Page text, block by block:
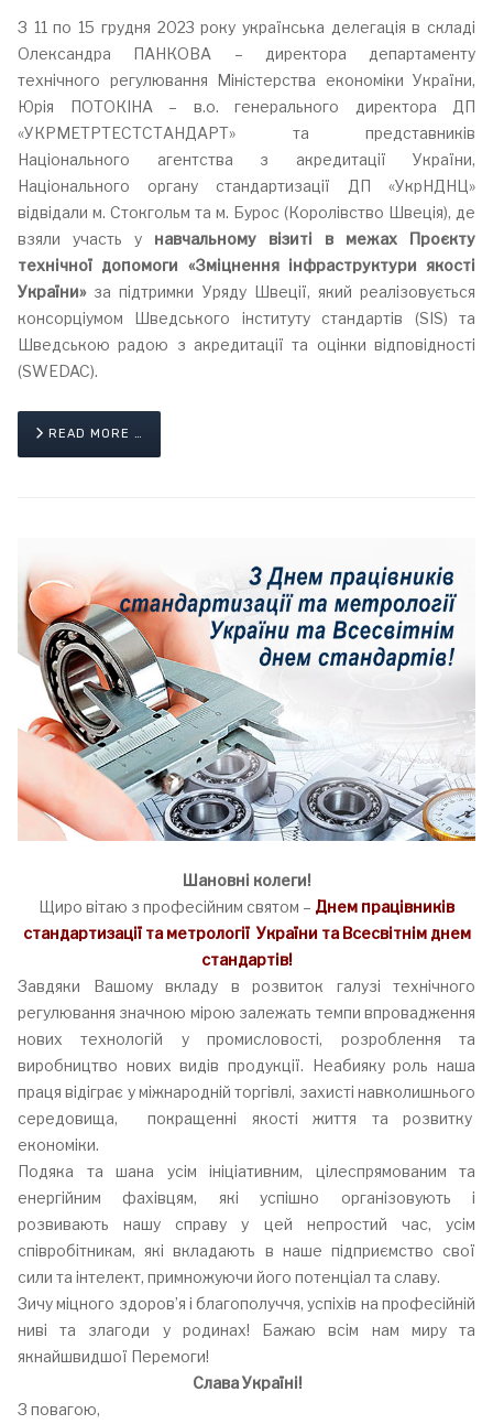
З 11 по 15 грудня 2023 року українська делегація в складі
Олександра ПАНКОВА – директора департаменту
технічного регулювання Міністерства економіки України,
Юрія ПОТОКІНА – в.о. генерального директора ДП
«УКРМЕТРТЕСТСТАНДАРТ» та представників
Національного агентства з акредитації України,
Національного органу стандартизації ДП «УкрНДНЦ»
відвідали м. Стокгольм та м. Бурос (Королівство Швеція), де
взяли участь у навчальному візиті в межах Проєкту
технічної допомоги «Зміцнення інфраструктури якості
України»за підтримки Уряду Швеції, який реалізовується
консорціумом Шведського інституту стандартів (SIS) та
Шведською радою з акредитації та оцінки відповідності
(SWEDAC).
READ MORE …
Шановні колеги!
Щиро вітаю з професійним святом – Днем працівників
стандартизації та метрології України та Всесвітнім днем
стандартів!
Завдяки Вашому вкладу в розвиток галузі технічного
регулювання значною мірою залежать темпи впровадження
нових технологій у промисловості, розроблення та
виробництво нових видів продукції. Неабияку роль наша
праця відіграє у міжнародній торгівлі, захисті навколишнього
середовища, покращенні якості життя та розвитку
економіки.
Подяка та шана усім ініціативним, цілеспрямованим та
енергійним фахівцям, які успішно організовують і
розвивають нашу справу у цей непростий час, усім
співробітникам, які вкладають в наше підприємство свої
сили та інтелект, примножуючи його потенціал та славу.
Зичу міцного здоров’я і благополуччя, успіхів на професійній
ниві та злагоди у родинах! Бажаю всім нам миру та
якнайшвидшої Перемоги!
Слава Україні!
З повагою,